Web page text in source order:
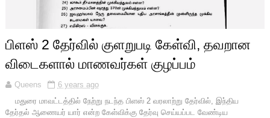
பிளஸ் 2 தேர்வில் குளறுபடி கேள்வி, தவறான
விடைகளால் மாணவர்கள் குழப்பம்
Queens
6 years ago
மதுரை மாவட்டத்தில் நேற்று நடந்த பிளஸ் 2 வரலாற்று தேர்வில், இந்திய
தேர்தல் ஆணையர் யார் என்ற கேள்விக்கு தேர்வு செய்யப்பட வேண்டிய